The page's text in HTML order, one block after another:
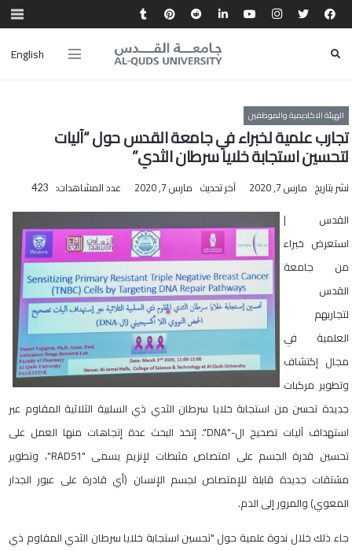
English
الهيئة الاكاديمية والموظفين
تجارب علمية لخبراء في جامعة القدس حول “آليات
لتحسين استجابة خلايا سرطان الثدي”
نشر بتاريخ مارس 7, 2020 آخر تحديث مارس 7, 2020 عدد المشاهدات: 423
القدس |
استعرض خبراء
من جامعة
القدس
لتجاربهم
العلمية في
مجال إكتشاف
وتطوير مركبات
جديدة تحسن من استجابة خلايا سرطان الثدي ذي السلبية الثلاثية المقاوم عبر
استهداف آليات تصحيح ال-"DNA". إتخذ البحث عدة إتجاهات منها العمل على
تحسين قدرة الجسم على امتصاص مثبطات لإنزيم يسمى "RAD51"، وتطوير
مشتقات جديدة قابلة للإمتصاص لجسم الإنسان (أي قادرة على عبور الجدار
المعوي) والمرور إلى الدم.
جاء ذلك خلال ندوة علمية حول "تحسين استجابة خلايا سرطان الثدي المقاوم ذي